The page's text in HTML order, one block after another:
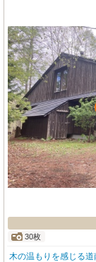
30枚
木の温もりを感じる道